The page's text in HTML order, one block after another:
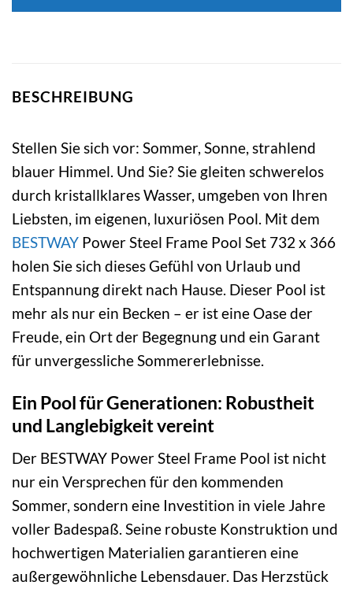
BESCHREIBUNG
Stellen Sie sich vor: Sommer, Sonne, strahlend
blauer Himmel. Und Sie? Sie gleiten schwerelos
durch kristallklares Wasser, umgeben von Ihren
Liebsten, im eigenen, luxuriösen Pool. Mit dem
BESTWAY Power Steel Frame Pool Set 732 x 366
holen Sie sich dieses Gefühl von Urlaub und
Entspannung direkt nach Hause. Dieser Pool ist
mehr als nur ein Becken – er ist eine Oase der
Freude, ein Ort der Begegnung und ein Garant
für unvergessliche Sommererlebnisse.
Ein Pool für Generationen: Robustheit
und Langlebigkeit vereint
Der BESTWAY Power Steel Frame Pool ist nicht
nur ein Versprechen für den kommenden
Sommer, sondern eine Investition in viele Jahre
voller Badespaß. Seine robuste Konstruktion und
hochwertigen Materialien garantieren eine
außergewöhnliche Lebensdauer. Das Herzstück